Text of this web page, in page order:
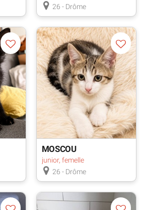
26 - Drôme
MOSCOU
junior, femelle
26 - Drôme